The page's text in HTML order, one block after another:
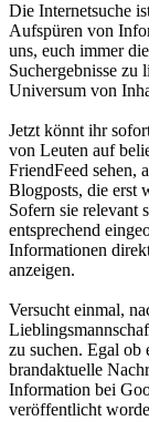
Die Internetsuche
Aufspüren von
uns, euch immer
Suchergebnisse zu
Universum von
Jetzt könnt ihr
von Leuten auf
FriendFeed sehen,
Blogposts, die erst
Sofern sie relevant
entsprechend
Informationen
anzeigen.
Versucht einmal,
zu suchen. Egal ob
brandaktuelle
Information bei
veröffentlicht